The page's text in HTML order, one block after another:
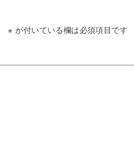
※ が付いている欄は必須項目です